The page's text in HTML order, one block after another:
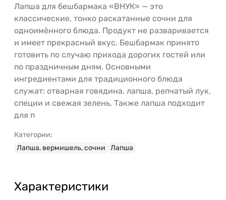
Лапша для бешбармака «ВНУК» — это
классические, тонко раскатанные сочни для
одноимённого блюда. Продукт не разваривается
и имеет прекрасный вкус. Бешбармак принято
готовить по случаю прихода дорогих гостей или
по праздничным дням. Основными
ингредиентами для традиционного блюда
служат: отварная говядина, лапша, репчатый лук,
специи и свежая зелень. Также лапша подходит
для п
Категории:
Лапша, вермишель, сочни
Лапша
Характеристики